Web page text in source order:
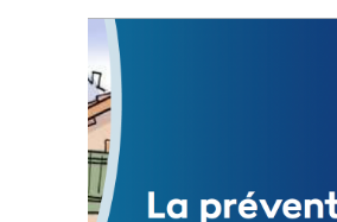
Statut de l’élu local
3 avril 2024
Mise à jour avril 2024
FEUILLETER